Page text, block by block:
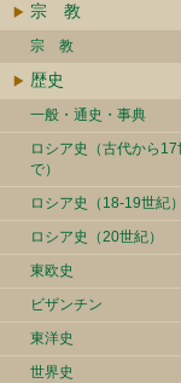
宗 教
宗 教
歴史
一般・通史・事典
ロシア史（古代から17
で）
ロシア史（18-19世紀）
ロシア史（20世紀）
東欧史
ビザンチン
東洋史
世界史